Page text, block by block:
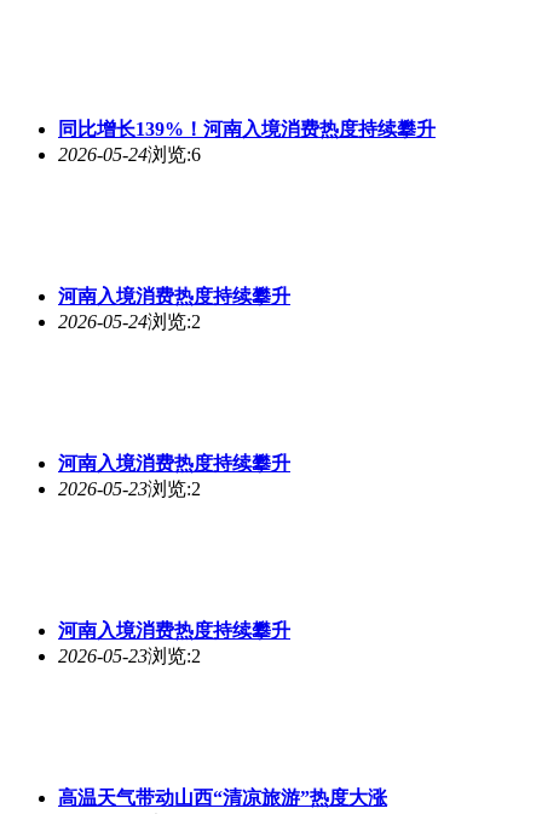
同比增长139%！河南入境消费热度持续攀升
2026-05-24浏览:6
河南入境消费热度持续攀升
2026-05-24浏览:2
河南入境消费热度持续攀升
2026-05-23浏览:2
河南入境消费热度持续攀升
2026-05-23浏览:2
高温天气带动山西“清凉旅游”热度大涨